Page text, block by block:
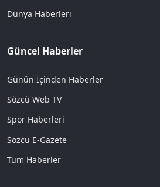
Dünya Haberleri
Güncel Haberler
Günün İçinden Haberler
Sözcü Web TV
Spor Haberleri
Sözcü E-Gazete
Tüm Haberler